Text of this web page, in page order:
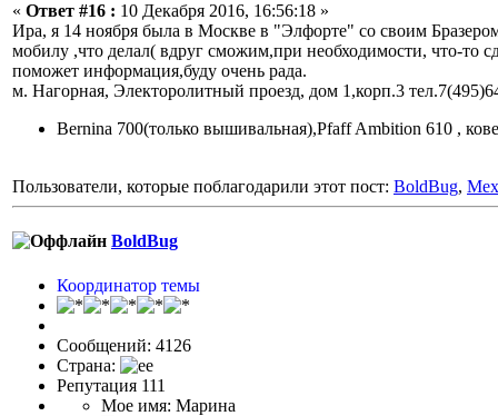
« Ответ #16 : 10 Декабря 2016, 16:56:18 »
Ира, я 14 ноября была в Москве в "Элфорте" со своим
мобилу ,что делал( вдруг сможим,при необходимости, что-то
поможет информация,буду очень рада.
м. Нагорная, Электоролитный проезд, дом 1,корп.3
Bernina 700(только вышивальная),Pfaff Ambition 610 ,
Пользователи, которые поблагодарили этот пост: BoldBug,
BoldBug
Координатор темы
Сообщений: 4126
Страна:
Репутация 111
Мое имя: Марина